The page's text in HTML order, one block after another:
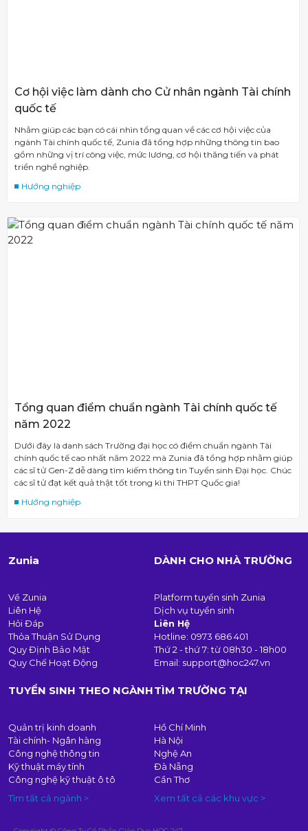
Cơ hội việc làm dành cho Cử nhân ngành Tài chính
quốc tế
Nhằm giúp các bạn có cái nhìn tổng quan về các cơ hội việc của
ngành Tài chính quốc tế, Zunia đã tổng hợp những thông tin bao
gồm những vị trí công việc, mức lương, cơ hội thăng tiến và phát
triển nghề nghiệp.
Hướng nghiệp
Tổng quan điểm chuẩn ngành Tài chính quốc tế
năm 2022
Dưới đây là danh sách Trường đại học có điểm chuẩn ngành Tài
chính quốc tế cao nhất năm 2022 mà Zunia đã tổng hợp nhằm giúp
các sĩ tử Gen-Z dễ dàng tìm kiếm thông tin Tuyển sinh Đại học. Chúc
các sĩ tử đạt kết quả thật tốt trong kì thi THPT Quốc gia!
Hướng nghiệp
Zunia
Về Zunia
Liên Hệ
Hỏi Đáp
Thỏa Thuận Sử Dụng
Quy Định Bảo Mật
Quy Chế Hoạt Động
DÀNH CHO NHÀ TRƯỜNG
Platform tuyển sinh Zunia
Dịch vụ tuyển sinh
Liên Hệ
Hotline: 0973 686 401
Thứ 2 - thứ 7: từ 08h30 - 18h00
Email: support@hoc247.vn
TUYỂN SINH THEO NGÀNH
Quản trị kinh doanh
Tài chính- Ngân hàng
Công nghệ thông tin
Kỹ thuật máy tính
Công nghệ kỹ thuật ô tô
Tìm tất cả ngành >
TÌM TRƯỜNG TẠI
Hồ Chí Minh
Hà Nội
Nghệ An
Đà Nẵng
Cần Thơ
Xem tất cả các khu vực >